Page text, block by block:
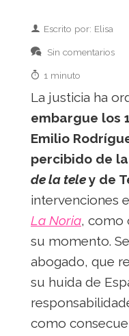
Escrito por: Elisa
Sin comentarios
1 minuto
La justicia ha
embargue los
Emilio
percibido de
de la teley de
intervenciones
La Noria, como
su momento.
abogado, que
su huida de
como